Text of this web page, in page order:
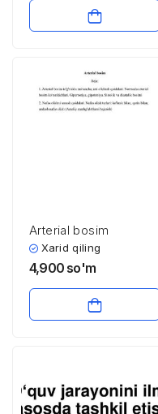
Arterial bosim
Xarid qiling
4,900 so'm